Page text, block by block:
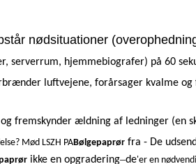
nødsituationer
serverrum, hjemmebiografer) på 60
luftvejene, forårsager kvalme
fremskynder ældning af ledninger (en
Mød LSZH PABølgepaprør fra - De
ikke en opgradering–de'er en